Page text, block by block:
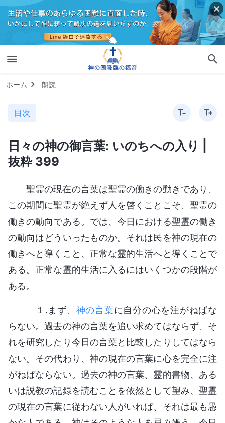
ホーム 朗読
目次
日々の神の御言葉: いのちへの入り |
抜粋 399
聖霊の現在の言葉は聖霊の働きの動きであり、
この期間に聖霊が絶えず人を啓くことこそ、聖霊の
働きの動向である。では、今日における聖霊の働き
の動向はどういったものか。それは民を神の現在の
働きへと導くこと、正常な霊的生活へと導くことで
ある。正常な霊的生活に入るにはいくつかの段階が
ある。
１.まず、 神の言葉に自分の心を注がねばな
らない。過去の神の言葉を追い求めてはならず、そ
れを研究したり今日の言葉と比較したりしてはなら
ない。その代わり、神の現在の言葉に心を完全に注
がねばならない。過去の神の言葉、霊的書物、ある
いは説教の記録を読むことを依然として望み、聖霊
の現在の言葉に従わない人がいれば、それは最も愚